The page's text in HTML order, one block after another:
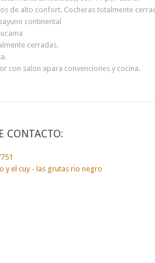
de alto confort. Cocheras totalmente
continental
cerradas.
con salon apara convenciones y cocina.
CONTACTO:
y el cuy - las grutas rio negro